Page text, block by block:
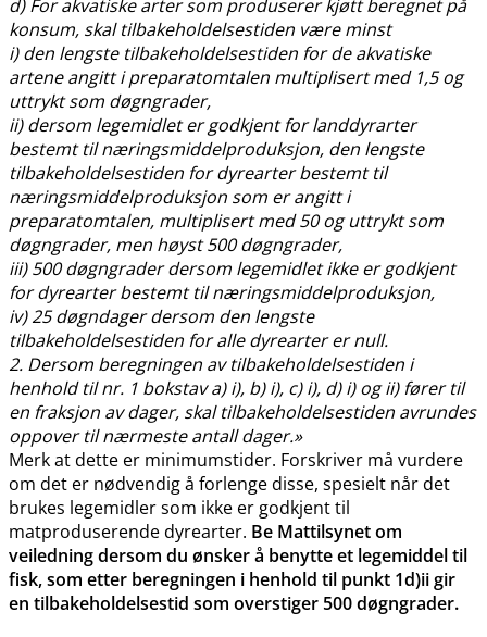
d) For akvatiske arter som produserer kjøtt beregnet på
konsum, skal tilbakeholdelsestiden være minst
i) den lengste tilbakeholdelsestiden for de akvatiske
artene angitt i preparatomtalen multiplisert med 1,5 og
uttrykt som døgngrader,
ii) dersom legemidlet er godkjent for landdyrarter
bestemt til næringsmiddelproduksjon, den lengste
tilbakeholdelsestiden for dyrearter bestemt til
næringsmiddelproduksjon som er angitt i
preparatomtalen, multiplisert med 50 og uttrykt som
døgngrader, men høyst 500 døgngrader,
iii) 500 døgngrader dersom legemidlet ikke er godkjent
for dyrearter bestemt til næringsmiddelproduksjon,
iv) 25 døgndager dersom den lengste
tilbakeholdelsestiden for alle dyrearter er null.
2. Dersom beregningen av tilbakeholdelsestiden i
henhold til nr. 1 bokstav a) i), b) i), c) i), d) i) og ii) fører til
en fraksjon av dager, skal tilbakeholdelsestiden avrundes
oppover til nærmeste antall dager.»
Merk at dette er minimumstider. Forskriver må vurdere
om det er nødvendig å forlenge disse, spesielt når det
brukes legemidler som ikke er godkjent til
matproduserende dyrearter. Be Mattilsynet om
veiledning dersom du ønsker å benytte et legemiddel til
fisk, som etter beregningen i henhold til punkt 1d)ii gir
en tilbakeholdelsestid som overstiger 500 døgngrader.